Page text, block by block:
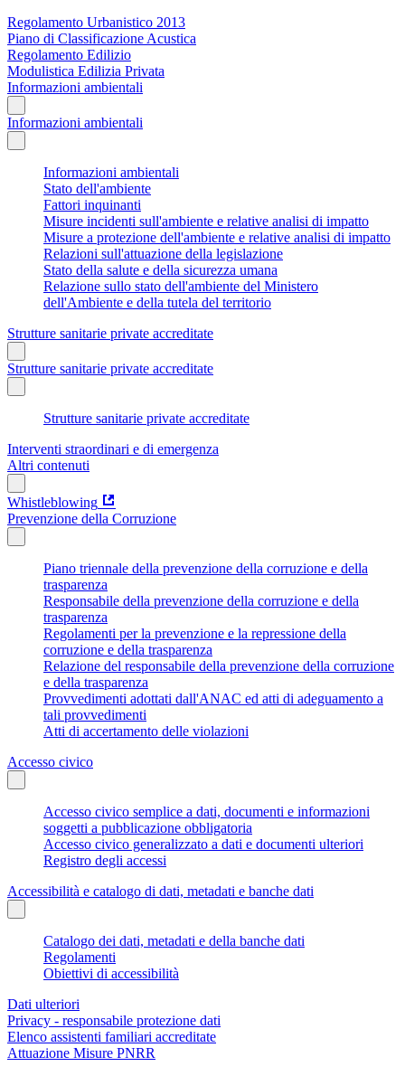
Regolamento Urbanistico 2013
Piano di Classificazione Acustica
Regolamento Edilizio
Modulistica Edilizia Privata
Informazioni ambientali
Informazioni ambientali
Informazioni ambientali
Stato dell'ambiente
Fattori inquinanti
Misure incidenti sull'ambiente e relative analisi di impatto
Misure a protezione dell'ambiente e relative analisi di impatto
Relazioni sull'attuazione della legislazione
Stato della salute e della sicurezza umana
Relazione sullo stato dell'ambiente del Ministero
dell'Ambiente e della tutela del territorio
Strutture sanitarie private accreditate
Strutture sanitarie private accreditate
Strutture sanitarie private accreditate
Interventi straordinari e di emergenza
Altri contenuti
Whistleblowing
Prevenzione della Corruzione
Piano triennale della prevenzione della corruzione e della
trasparenza
Responsabile della prevenzione della corruzione e della
trasparenza
Regolamenti per la prevenzione e la repressione della
corruzione e della trasparenza
Relazione del responsabile della prevenzione della corruzione
e della trasparenza
Provvedimenti adottati dall'ANAC ed atti di adeguamento a
tali provvedimenti
Atti di accertamento delle violazioni
Accesso civico
Accesso civico semplice a dati, documenti e informazioni
soggetti a pubblicazione obbligatoria
Accesso civico generalizzato a dati e documenti ulteriori
Registro degli accessi
Accessibilità e catalogo di dati, metadati e banche dati
Catalogo dei dati, metadati e della banche dati
Regolamenti
Obiettivi di accessibilità
Dati ulteriori
Privacy - responsabile protezione dati
Elenco assistenti familiari accreditate
Attuazione Misure PNRR